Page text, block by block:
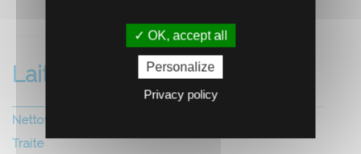
Laiterie fromagerie
Nettoyage et hygiene local
Traite
OK, accept all
Personalize
Privacy policy